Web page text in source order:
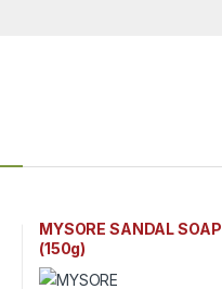
MYSORE SANDAL SOAP
(150g)